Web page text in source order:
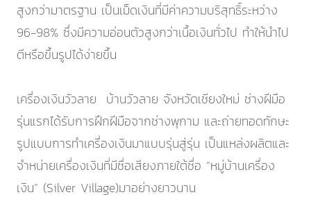
สูงกว่ามาตรฐาน เป็นเม็ดเงินที่มีค่าความบริสุทธิ์ระหว่าง
96-98% ซึ่งมีความอ่อนตัวสูงกว่าเนื้อเงินทั่วไป ทำให้นำไป
ตีหรือขึ้นรูปได้ง่ายขึ้น
เครื่องเงินวัวลาย บ้านวัวลาย จังหวัดเชียงใหม่ ช่างฝีมือ
รุ่นแรกได้รับการฝึกฝีมือจากช่างพุกาม และถ่ายทอดทักษะ
รูปแบบการทำเครื่องเงินมาแบบรุ่นสู่รุ่น เป็นแหล่งผลิตและ
จำหน่ายเครื่องเงินที่มีชื่อเสียงภายใต้ชื่อ “หมู่บ้านเครื่อง
เงิน” (Silver Village)มาอย่างยาวนาน